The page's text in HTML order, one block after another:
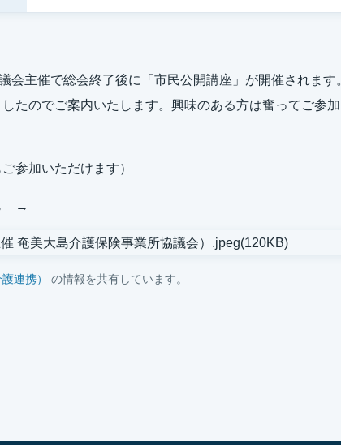
会主催で総会終了後に「市民公開講座」が開催されます
たのでご案内いたします。興味のある方は奮ってご参加
参加いただけます）
ら →
連携） の情報を共有しています。